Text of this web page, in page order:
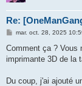
Re:
M
s
a
mar. oct. 28, 2025
Comment ça ? Vous
imprimante 3D de la
Du coup, j'ai ajouté